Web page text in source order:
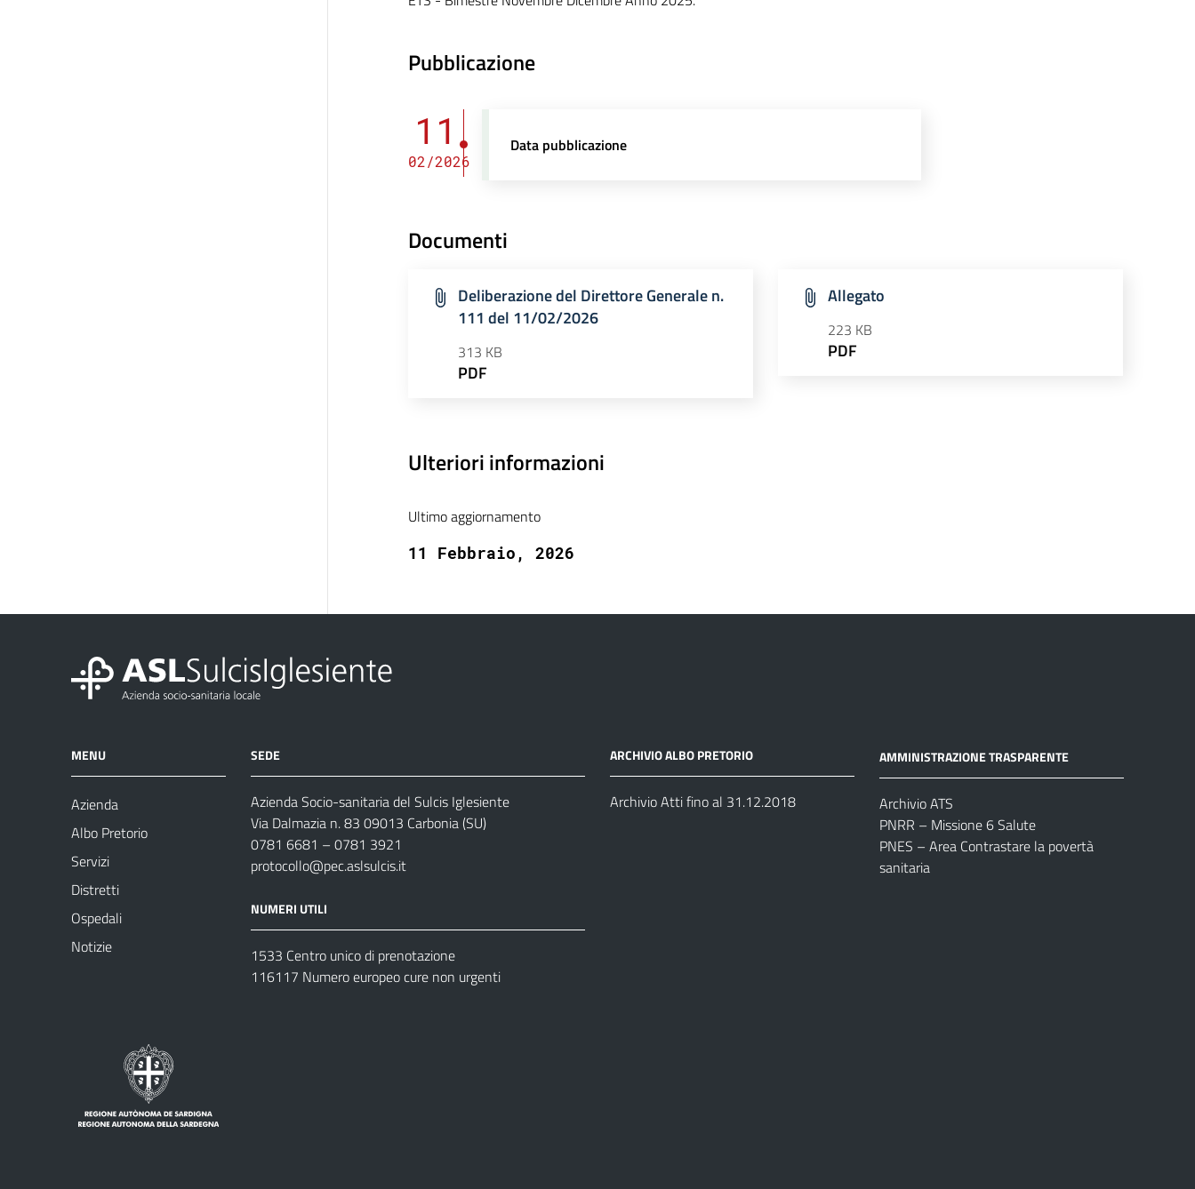
Pubblicazione
11
02/2026
Data pubblicazione
Documenti
Deliberazione del Direttore Generale n.
111 del 11/02/2026
313 KB
PDF
Allegato
223 KB
PDF
Ulteriori informazioni
Ultimo aggiornamento
11 Febbraio, 2026
MENU
Azienda
Albo Pretorio
Servizi
Distretti
Ospedali
Notizie
SEDE
Azienda Socio-sanitaria del Sulcis Iglesiente
Via Dalmazia n. 83 09013 Carbonia (SU)
0781 6681 – 0781 3921
protocollo@pec.aslsulcis.it
NUMERI UTILI
1533 Centro unico di prenotazione
116117 Numero europeo cure non urgenti
ARCHIVIO ALBO PRETORIO
Archivio Atti fino al 31.12.2018
AMMINISTRAZIONE TRASPARENTE
Archivio ATS
PNRR – Missione 6 Salute
PNES – Area Contrastare la povertà
sanitaria